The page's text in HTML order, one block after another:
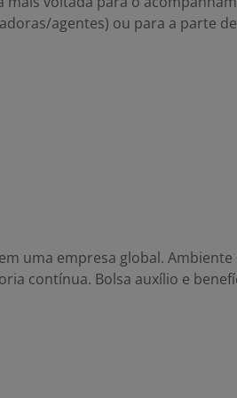
agentes) ou para a parte de
uma empresa global.
contínua. Bolsa auxílio e